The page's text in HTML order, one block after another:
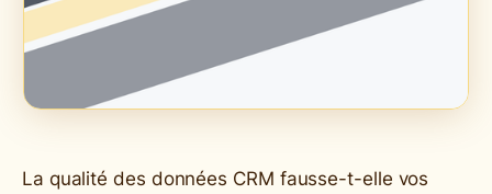
La qualité des données CRM fausse-t-elle vos